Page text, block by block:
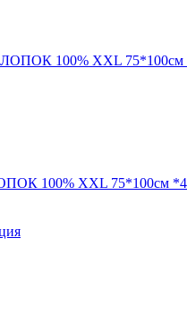
100% XXL 75*100см